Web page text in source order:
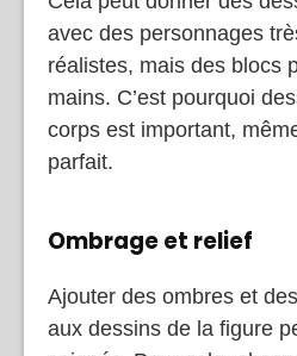
avec des personnages
réalistes, mais des blocs
mains. C’est pourquoi
corps est important,
parfait.
Ombrage et relief
Ajouter des ombres et
aux dessins de la figure